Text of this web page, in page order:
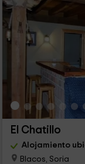
El Chatillo
Alojamiento
Blacos, Soria